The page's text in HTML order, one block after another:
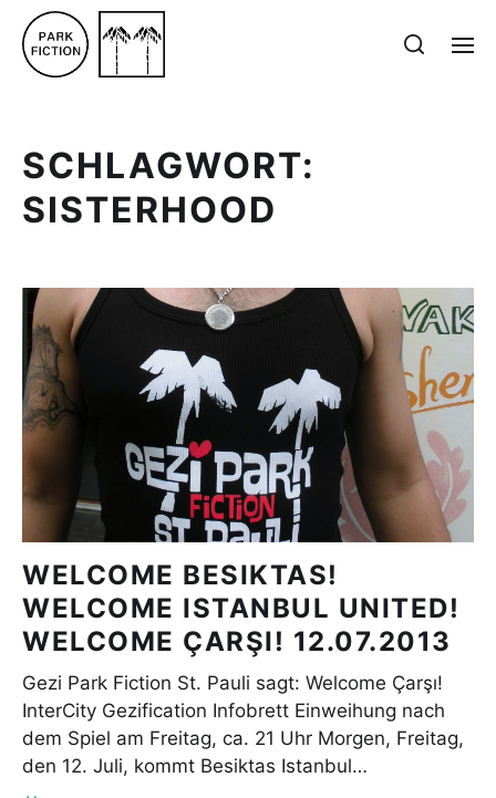
SCHLAGWORT:
SISTERHOOD
WELCOME BESIKTAS!
WELCOME ISTANBUL UNITED!
WELCOME ÇARŞI! 12.07.2013
Gezi Park Fiction St. Pauli sagt: Welcome Çarşı!
InterCity Gezification Infobrett Einweihung nach
dem Spiel am Freitag, ca. 21 Uhr Morgen, Freitag,
den 12. Juli, kommt Besiktas Istanbul…